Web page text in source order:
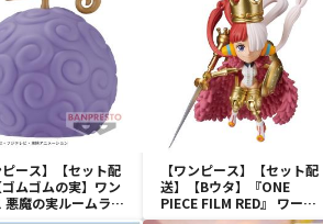
ピース】【セット配
ムゴムの実】ワン
悪魔の実ルームライ
ゴムの実-
【ワンピース】【セット配
送】【Bウタ】『ONE
PIECE FILM RED』 ワール
ドコレクタブルフィギュ